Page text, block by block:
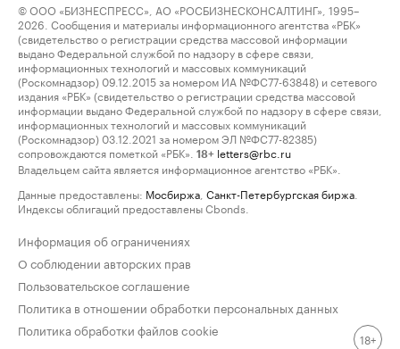
© ООО «БИЗНЕСПРЕСС», АО «РОСБИЗНЕСКОНСАЛТИНГ», 1995–
2026. Сообщения и материалы информационного агентства «РБК»
(свидетельство о регистрации средства массовой информации
выдано Федеральной службой по надзору в сфере связи,
информационных технологий и массовых коммуникаций
(Роскомнадзор) 09.12.2015 за номером ИА №ФС77-63848) и сетевого
издания «РБК» (свидетельство о регистрации средства массовой
информации выдано Федеральной службой по надзору в сфере связи,
информационных технологий и массовых коммуникаций
(Роскомнадзор) 03.12.2021 за номером ЭЛ №ФС77-82385)
сопровождаются пометкой «РБК».
18+ letters@rbc.ru
Владельцем сайта является информационное агентство «РБК».
Данные предоставлены: Мосбиржа Санкт-Петербургская биржа
Индексы облигаций предоставлены Cbonds.
Информация об ограничениях
О соблюдении авторских прав
Пользовательское соглашение
Политика в отношении обработки персональных данных
Политика обработки файлов cookie
18+